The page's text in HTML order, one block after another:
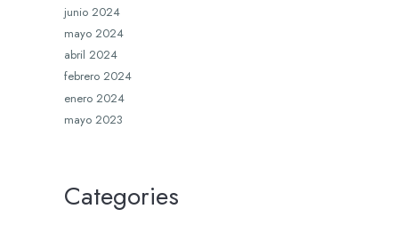
junio 2024
mayo 2024
abril 2024
febrero 2024
enero 2024
mayo 2023
Categories